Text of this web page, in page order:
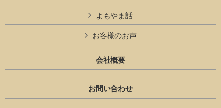
よもやま話
お客様のお声
会社概要
お問い合わせ